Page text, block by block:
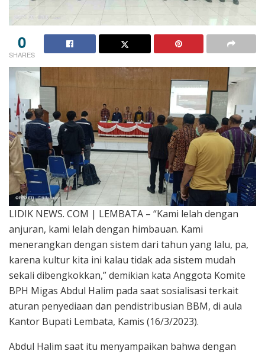
0
SHARES
LIDIK NEWS. COM | LEMBATA – “Kami lelah dengan
anjuran, kami lelah dengan himbauan. Kami
menerangkan dengan sistem dari tahun yang lalu, pa,
karena kultur kita ini kalau tidak ada sistem mudah
sekali dibengkokkan,” demikian kata Anggota Komite
BPH Migas Abdul Halim pada saat sosialisasi terkait
aturan penyediaan dan pendistribusian BBM, di aula
Kantor Bupati Lembata, Kamis (16/3/2023).
Abdul Halim saat itu menyampaikan bahwa dengan